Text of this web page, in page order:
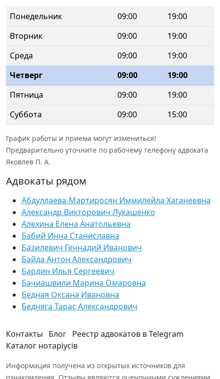
Понедельник 09:00
19:00
Вторник
09:00
19:00
Среда
09:00
19:00
Четверг
09:00
19:00
Пятница
09:00
19:00
Суббота
09:00 15:00
График работы и приема могут измениться!
Предварительно уточните по рабочему телефону адвоката
Яковлев П. А.
Адвокаты рядом
Абдуллаева-Мартиросян Иммилейла Хаганеевна
Александр Викторович Лукашенко
Алехина Елена Анатольевна
Бабий Инна Станиславна
Базилевич Геннадий Иванович
Байда Антон Александрович
Бардин Илья Сергеевич
Бачиашвили Марина Омаровна
Бедная Оксана Ивановна
Бедняга Тарас Александрович
Контакты Блог Реестр адвокатов в Telegram
Каталог нотаріусів
Информация получена из открытых источников для